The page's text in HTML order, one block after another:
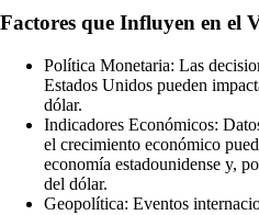
Factores que Influyen en el
Política Monetaria: Las
Estados Unidos pueden
dólar.
Indicadores Económicos:
el crecimiento económico
economía estadounidense y,
del dólar.
Geopolítica: Eventos